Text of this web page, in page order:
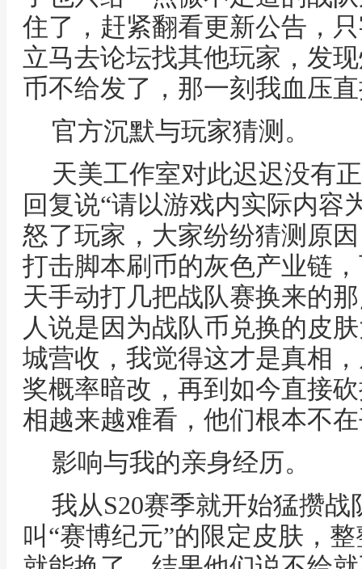
住了，赶紧翻看更新公告，
立马去论坛找其他玩家，发
币不给发了，那一刻我血压
官方沉默与玩家猜测。
天美工作室对此迟迟没有
回复说“请以游戏内实际内容
怒了玩家，大家纷纷猜测原
打击脚本刷币的灰色产业链
天手动打几把战队赛换来的
人说是因为战队币兑换的皮
城营收，我觉得这才是真相
奖概率暗改，再到如今直接
相越来越难看，他们根本不
影响与我的亲身经历。
我从S20赛季就开始猛攒
叫“赛博纪元”的限定皮肤，